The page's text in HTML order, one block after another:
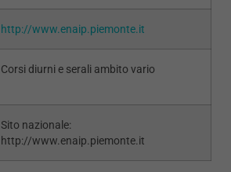
http://www.enaip.piemonte.it
Corsi diurni e serali ambito vario
Sito nazionale:
http://www.enaip.piemonte.it